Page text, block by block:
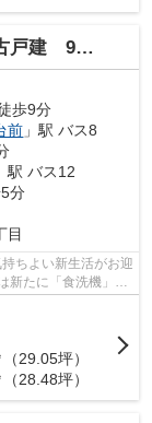
平米
歩9分
前 」駅 バス8
駅 バス12
分
目
ちよい新生活がお迎
新たに「食洗機」を
29.05坪）
28.48坪）